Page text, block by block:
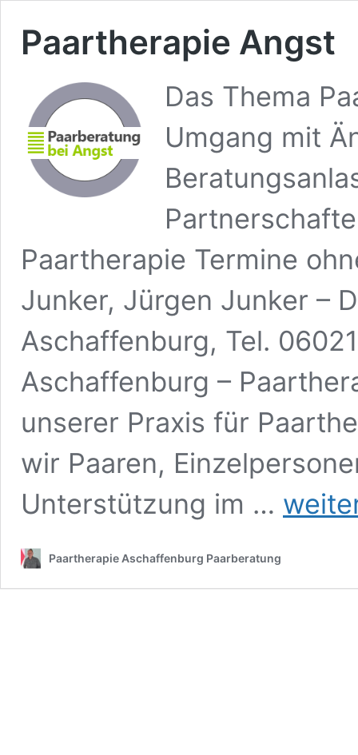
Paartherapie Angst
Das Thema
Umgang mit
Paartherapie Termine
Junker, Jürgen Junker –
Aschaffenburg, Tel.
Aschaffenburg –
unserer Praxis für
wir Paaren,
Unterstützung im …
Paartherapie
Angst
Paartherapie Aschaffenburg Paarberatung